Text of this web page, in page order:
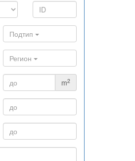
Подтип
Регион
m2